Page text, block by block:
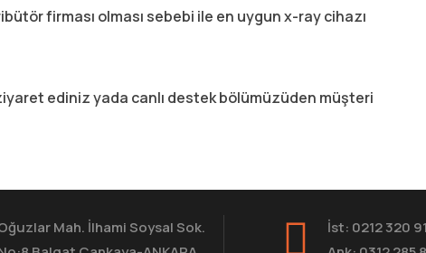
firması olması sebebi ile en uygun x-ray cihazı
ediniz yada canlı destek bölümüzüden müşteri
Mah. İlhami Soysal Sok.
İst: 0212 320